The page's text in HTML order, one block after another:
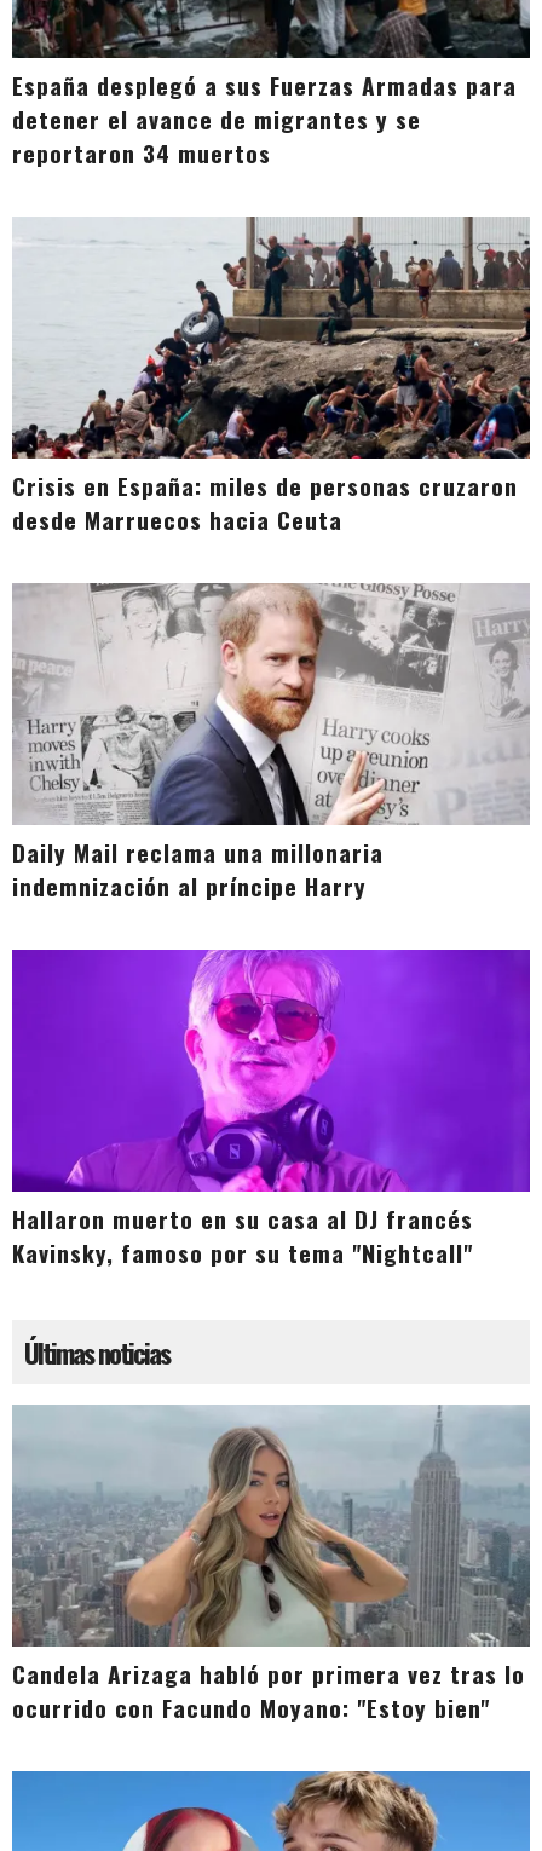
España desplegó a sus Fuerzas Armadas para
detener el avance de migrantes y se
reportaron 34 muertos
Crisis en España: miles de personas cruzaron
desde Marruecos hacia Ceuta
Daily Mail reclama una millonaria
indemnización al príncipe Harry
Hallaron muerto en su casa al DJ francés
Kavinsky, famoso por su tema "Nightcall"
Últimas noticias
Candela Arizaga habló por primera vez tras lo
ocurrido con Facundo Moyano: "Estoy bien"